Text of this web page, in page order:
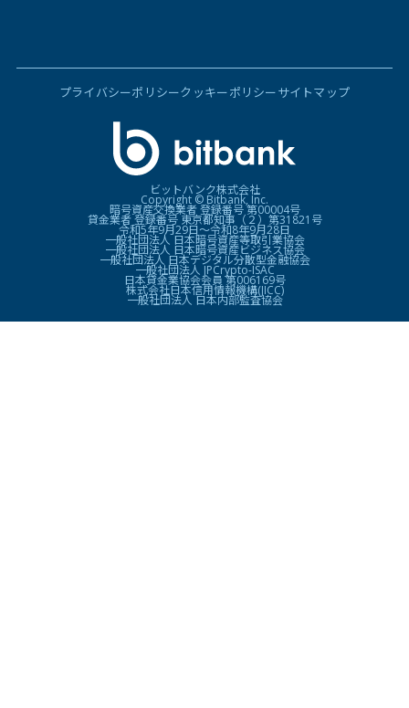
プライバシーポリシークッキーポリシーサイトマップ
ビットバンク株式会社
Copyright © Bitbank, Inc.
暗号資産交換業者 登録番号 第00004号
貸金業者 登録番号 東京都知事（２）第31821号
令和5年9月29日〜令和8年9月28日
一般社団法人 日本暗号資産等取引業協会
一般社団法人 日本暗号資産ビジネス協会
一般社団法人 日本デジタル分散型金融協会
一般社団法人 JPCrypto-ISAC
日本貸金業協会会員 第006169号
株式会社日本信用情報機構(JICC)
一般社団法人 日本内部監査協会